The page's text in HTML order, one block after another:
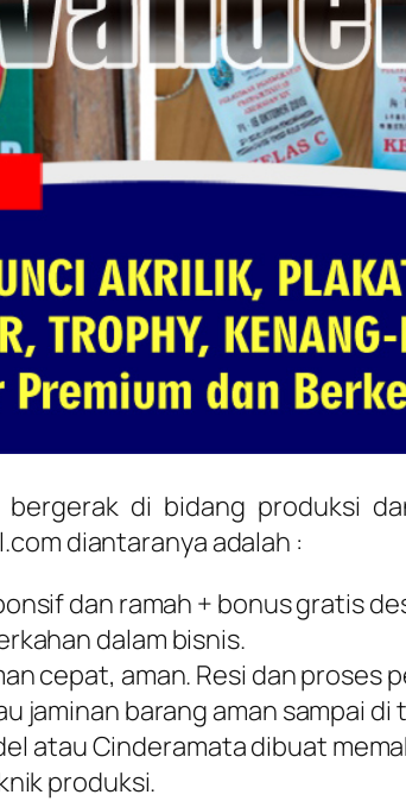
bergerak di bidang produksi
diantaranya adalah :
dan ramah + bonus gratis
dalam bisnis.
cepat, aman. Resi dan proses
jaminan barang aman sampai
atau Cinderamata dibuat
produksi.